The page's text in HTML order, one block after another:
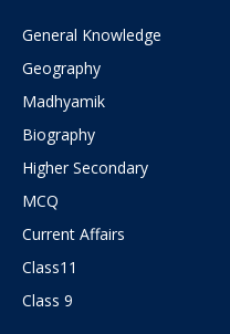
General Knowledge
Geography
Madhyamik
Biography
Higher Secondary
MCQ
Current Affairs
Class11
Class 9